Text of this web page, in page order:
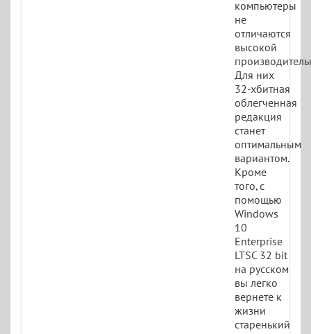
компьютеры
не
отличаются
высокой
Для них
32-хбитная
облегченная
редакция
станет
оптимальным
вариантом.
Кроме
того, с
помощью
Windows
10
Enterprise
LTSC 32 bit
на русском
вы легко
вернете к
жизни
старенький